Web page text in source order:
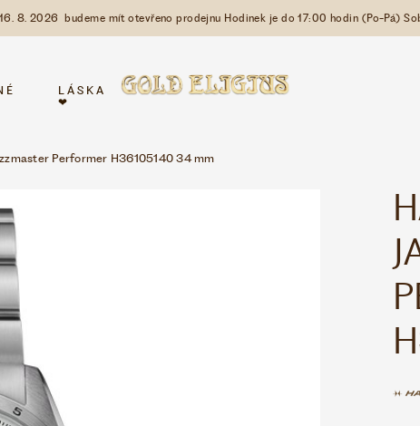
8. 2026 budeme mít otevřeno prodejnu Hodinek je do 17:00 hodin (Po-Pá)
LÁSKA
❤
Performer H36105140 34 mm